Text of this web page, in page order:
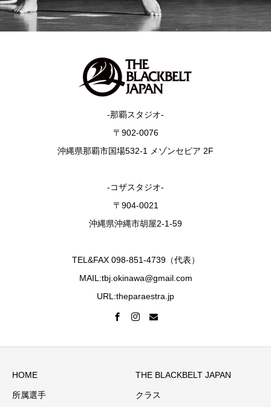
-那覇スタジオ-
〒902-0076
沖縄県那覇市国場532-1 メゾンセピア 2F
-コザスタジオ-
〒904-0021
沖縄県沖縄市胡屋2-1-59
TEL&FAX 098-851-4739（代表）
MAIL:tbj.okinawa@gmail.com
URL:theparaestra.jp
HOME THE BLACKBELT JAPAN
所属選手 クラス